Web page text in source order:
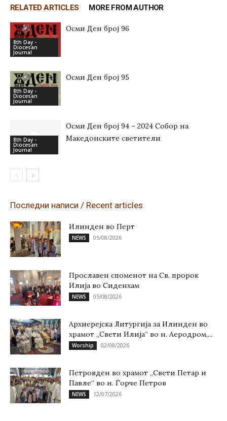
RELATED ARTICLES MORE FROM AUTHOR
8th Day -
Diocesan
Journal
Осми Ден број 96
8th Day -
Diocesan
Journal
Осми Ден број 95
8th Day -
Diocesan
Journal
Осми Ден број 94 – 2024 Собор на
Македонските светители
Последни написи / Recent articles
Илинден во Перт
NEWS 05/08/2026
Прославен споменот на Св. пророк
Илија во Сиденхам
NEWS 05/08/2026
Архиерејска Литургија за Илинден во
храмот „Свети Илија“ во н. Аеродром,...
Worship 02/08/2026
Петровден во храмот „Свети Петар и
Павле“ во н. Ѓорче Петров
NEWS 12/07/2026